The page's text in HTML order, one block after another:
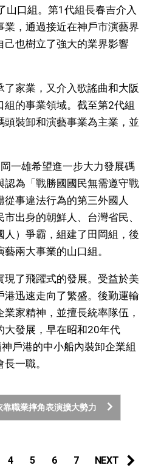
山口組。第1代組長春吉介入
，通過接近在神戶市演藝界
也樹立了強大的業界影響
家業，又介入歌謠曲和大阪
的事業領域。截至第2代組
裝卸和演藝事業為主業，並
一雄希望進一步大力發展碼
為「戰勝國國民無需遵守戰
事違法行為的第三外國人
市出身的朝鮮人、台灣省民、
）爭霸，組建了田岡組，後
兩大事業的山口組。
了飛躍式的發展。受益於美
迅速走向了繁盛。後勤運輸
家精神，並擅長統率隊伍，
大發展，早在昭和20年代
戶港的中小船內裝卸企業組
一職。
職業摔角表演擴大勢力
4 5 6 7 NEXT